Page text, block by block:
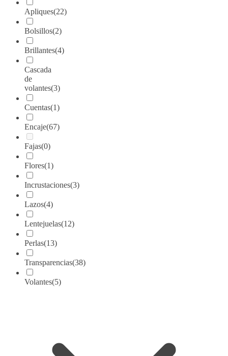
Apliques(22)
Bolsillos(2)
Brillantes(4)
Cascada
de
volantes(3)
Cuentas(1)
Encaje(67)
Fajas(0)
Flores(1)
Incrustaciones(3)
Lazos(4)
Lentejuelas(12)
Perlas(13)
Transparencias(38)
Volantes(5)